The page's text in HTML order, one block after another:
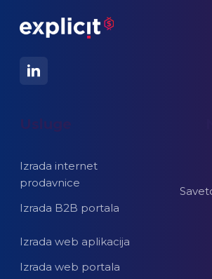
Usluge
Izrada internet
prodavnice
Izrada B2B portala
Izrada web aplikacija
Izrada web portala